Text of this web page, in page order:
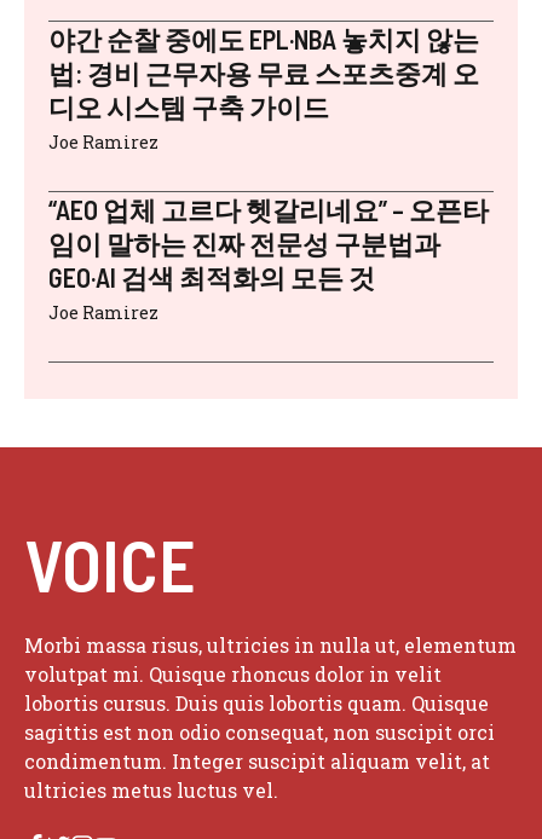
야간 순찰 중에도 EPL·NBA 놓치지 않는
법: 경비 근무자용 무료 스포츠중계 오
디오 시스템 구축 가이드
Joe Ramirez
“AEO 업체 고르다 헷갈리네요” – 오픈타
임이 말하는 진짜 전문성 구분법과
GEO·AI 검색 최적화의 모든 것
Joe Ramirez
VOICE
Morbi massa risus, ultricies in nulla ut, elementum
volutpat mi. Quisque rhoncus dolor in velit
lobortis cursus. Duis quis lobortis quam. Quisque
sagittis est non odio consequat, non suscipit orci
condimentum. Integer suscipit aliquam velit, at
ultricies metus luctus vel.